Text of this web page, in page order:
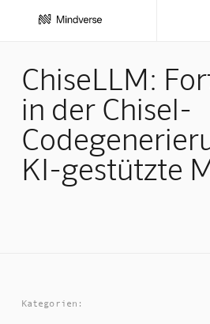
ChiseLLM:
in der Chisel-
KI-gestützte
Kategorien: